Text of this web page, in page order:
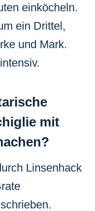
einköcheln.
ein Drittel,
und Mark.
mit
Linsenhack